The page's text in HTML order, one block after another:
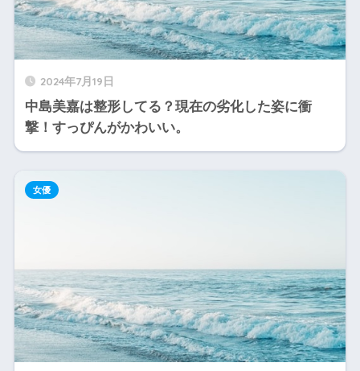
2024年7月19日
中島美嘉は整形してる？現在の劣化した姿に衝
撃！すっぴんがかわいい。
女優